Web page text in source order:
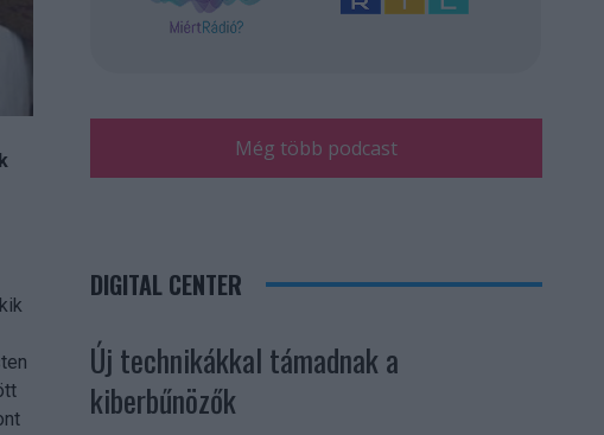
Még több podcast
DIGITAL CENTER
Új technikákkal támadnak a
kiberbűnözők